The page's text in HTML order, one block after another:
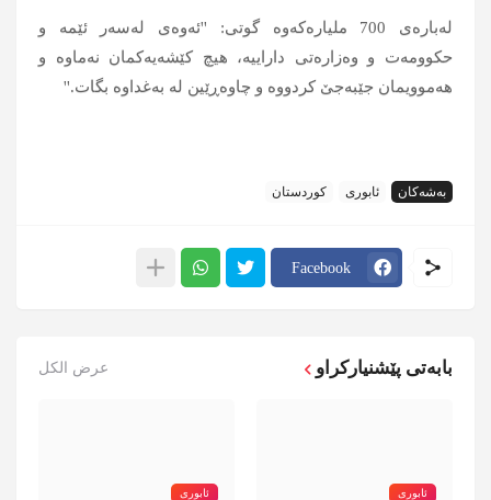
له‌باره‌ی 700 ملیاره‌كه‌وه‌ گوتی: ''ئه‌وه‌ی له‌سه‌ر ئێمه‌ و
حكوومه‌ت و وه‌زاره‌تی داراییه‌،‌ هیچ كێشه‌یه‌كمان نه‌ماوه‌ و
هه‌موویمان جێبه‌جێ كردووه‌ و چاوه‌ڕێین له‌ به‌غداوه‌ بگات.''
بەشەکان ئابوری کوردستان
Facebook
بابەتی پێشنیارکراو عرض الكل
ئابوری ئابوری